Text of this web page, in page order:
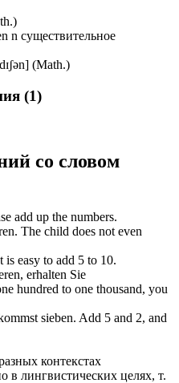
n существительное
(Math.)
(1)
со словом
add up the numbers.
. The child does not even
is easy to add 5 to 10.
, erhalten Sie
hundred to one thousand, you
sieben. Add 5 and 2, and
контекстах
в лингвистических целях, т.